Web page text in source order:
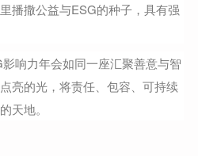
播撒公益与ESG的种子，具有强
响力年会如同一座汇聚善意与智
亮的光，将责任、包容、可持续
天地。